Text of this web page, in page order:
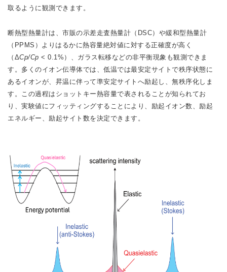
取るように観測できます。
断熱型熱量計は、市販の示差走査熱量計（DSC）や緩和型熱量計
（PPMS）よりはるかに熱容量絶対値に対する正確度が高く
（ΔCp/Cp < 0.1%）、ガラス転移などの非平衡現象も観測できま
す。多くのイオン伝導体では、低温では最安定サイトで秩序状態に
あるイオンが、昇温に伴って準安定サイトへ励起し、無秩序化しま
す。この過程はショットキー熱容量で表されることが知られてお
り、実験値にフィッティングすることにより、励起イオン数、励起
エネルギー、励起サイト数を決定できます。